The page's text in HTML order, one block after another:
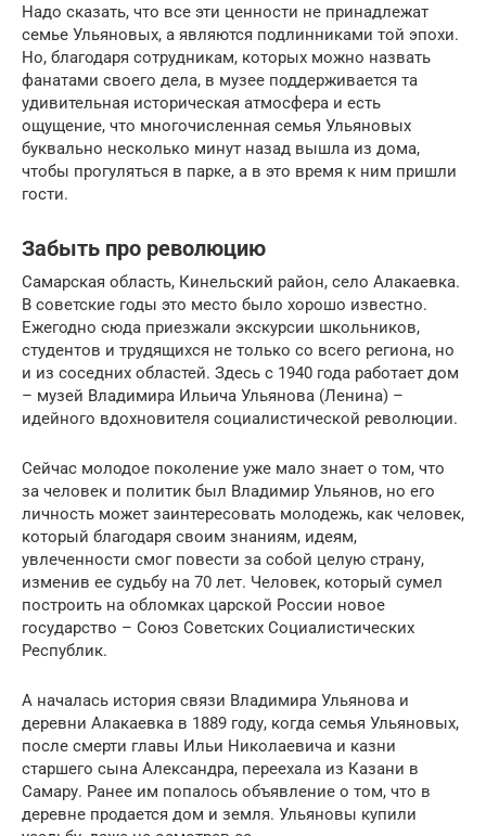
Надо сказать, что все эти ценности не принадлежат
семье Ульяновых, а являются подлинниками той эпохи.
Но, благодаря сотрудникам, которых можно назвать
фанатами своего дела, в музее поддерживается та
удивительная историческая атмосфера и есть
ощущение, что многочисленная семья Ульяновых
буквально несколько минут назад вышла из дома,
чтобы прогуляться в парке, а в это время к ним пришли
гости.
Забыть про революцию
Самарская область, Кинельский район, село Алакаевка.
В советские годы это место было хорошо известно.
Ежегодно сюда приезжали экскурсии школьников,
студентов и трудящихся не только со всего региона, но
и из соседних областей. Здесь с 1940 года работает дом
– музей Владимира Ильича Ульянова (Ленина) –
идейного вдохновителя социалистической революции.
Сейчас молодое поколение уже мало знает о том, что
за человек и политик был Владимир Ульянов, но его
личность может заинтересовать молодежь, как человек,
который благодаря своим знаниям, идеям,
увлеченности смог повести за собой целую страну,
изменив ее судьбу на 70 лет. Человек, который сумел
построить на обломках царской России новое
государство – Союз Советских Социалистических
Республик.
А началась история связи Владимира Ульянова и
деревни Алакаевка в 1889 году, когда семья Ульяновых,
после смерти главы Ильи Николаевича и казни
старшего сына Александра, переехала из Казани в
Самару. Ранее им попалось объявление о том, что в
деревне продается дом и земля. Ульяновы купили